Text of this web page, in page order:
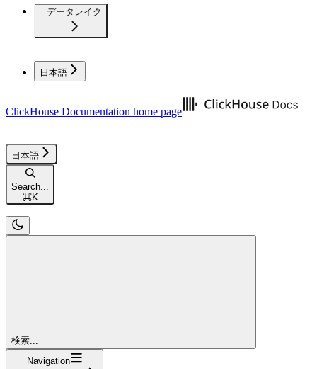
データレイク
日本語
ClickHouse Documentation home page
日本語
Search...
⌘K
検索...
Navigation